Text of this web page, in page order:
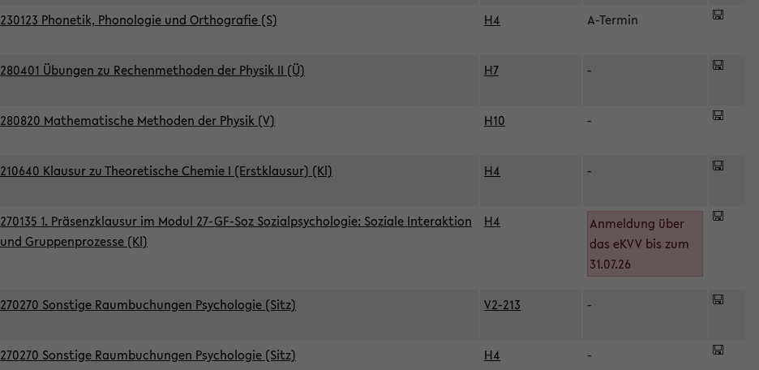
230123 Phonetik, Phonologie und Orthografie (S) H4 A-Termin
280401 Übungen zu Rechenmethoden der Physik II (Ü) H7 -
280820 Mathematische Methoden der Physik (V) H10 -
210640 Klausur zu Theoretische Chemie I (Erstklausur) (Kl) H4 -
270135 1. Präsenzklausur im Modul 27-GF-Soz Sozialpsychologie: Soziale Interaktion
und Gruppenprozesse (Kl)
H4
Anmeldung über
das eKVV bis zum
31.07.26
270270 Sonstige Raumbuchungen Psychologie (Sitz) V2-213 -
270270 Sonstige Raumbuchungen Psychologie (Sitz) H4 -